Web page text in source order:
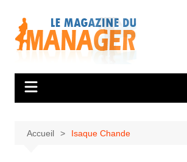
contenu
Accueil Isaque Chande